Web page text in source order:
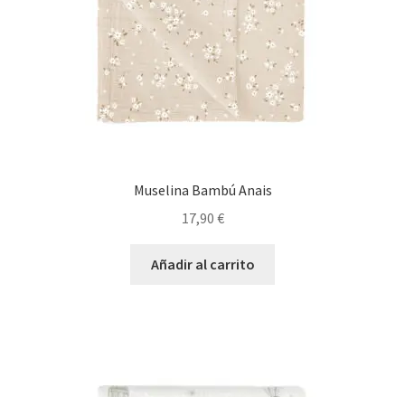
Muselina Bambú Anais
17,90 €
Añadir al carrito